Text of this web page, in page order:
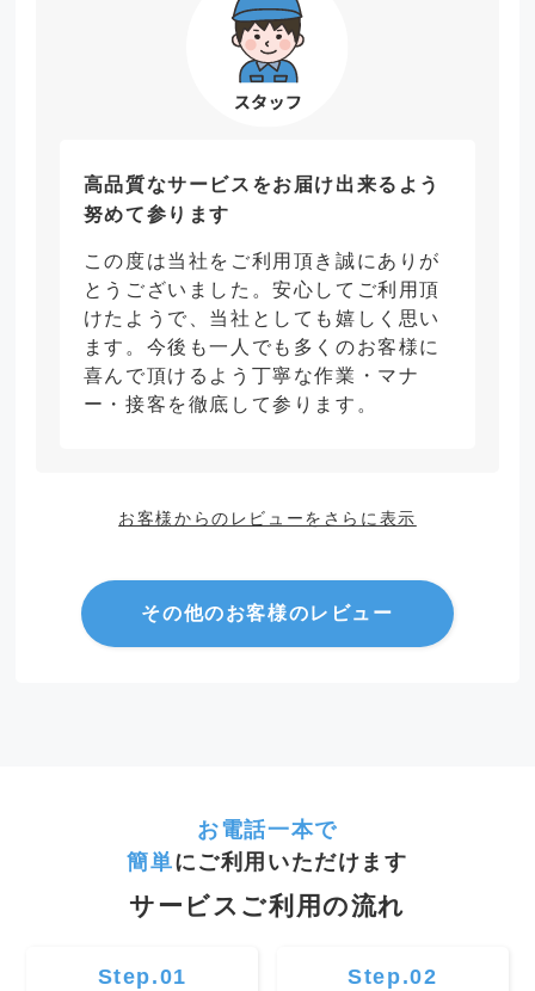
高品質なサービスをお届け出来るよう
努めて参ります
この度は当社をご利用頂き誠にありが
とうございました。安心してご利用頂
けたようで、当社としても嬉しく思い
ます。今後も一人でも多くのお客様に
喜んで頂けるよう丁寧な作業・マナ
ー・接客を徹底して参ります。
お客様からのレビューをさらに表示
その他のお客様のレビュー
お電話一本で
簡単にご利用いただけます
サービスご利用の流れ
Step.01 Step.02